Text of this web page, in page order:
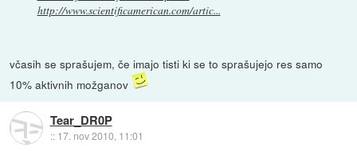
http://www.scientificamerican.com/artic...
včasih se sprašujem, če imajo tisti ki se to sprašujejo res samo
10% aktivnih možganov
Tear_DR0P
:: 17. nov 2010, 11:01